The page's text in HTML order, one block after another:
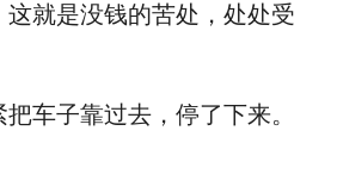
就是没钱的苦处，处处受
车子靠过去，停了下来。